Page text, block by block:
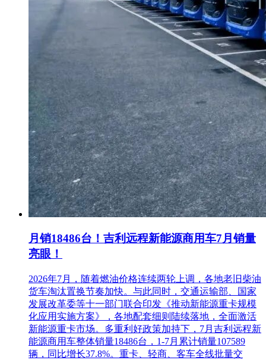
月销18486台！吉利远程新能源商用车7月销量
亮眼！
2026年7月，随着燃油价格连续两轮上调，各地老旧柴油
货车淘汰置换节奏加快。与此同时，交通运输部、国家
发展改革委等十一部门联合印发《推动新能源重卡规模
化应用实施方案》，各地配套细则陆续落地，全面激活
新能源重卡市场。多重利好政策加持下，7月吉利远程新
能源商用车整体销量18486台，1-7月累计销量107589
辆，同比增长37.8%。重卡、轻商、客车全线批量交